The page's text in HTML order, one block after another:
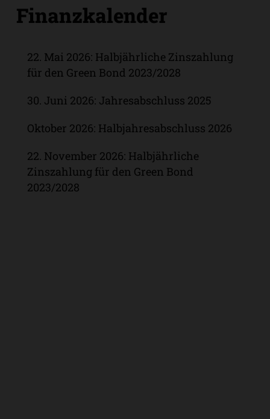
Finanzkalender
22. Mai 2026: Halbjährliche Zinszahlung
für den Green Bond 2023/2028
30. Juni 2026: Jahresabschluss 2025
Oktober 2026: Halbjahresabschluss 2026
22. November 2026: Halbjährliche
Zinszahlung für den Green Bond
2023/2028